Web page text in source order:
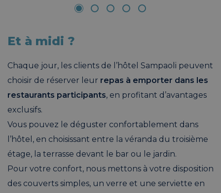
Et à midi ?
Chaque jour, les clients de l’hôtel Sampaoli peuvent
choisir de réserver leur repas à emporter dans les
restaurants participants, en profitant d’avantages
exclusifs.
Vous pouvez le déguster confortablement dans
l’hôtel, en choisissant entre la véranda du troisième
étage, la terrasse devant le bar ou le jardin.
Pour votre confort, nous mettons à votre disposition
des couverts simples, un verre et une serviette en